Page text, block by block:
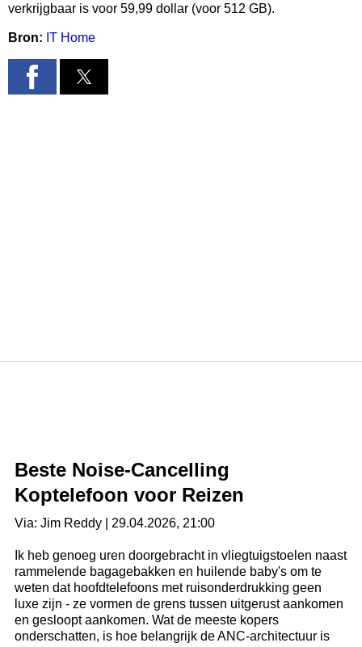
verkrijgbaar is voor 59,99 dollar (voor 512 GB).
Bron: IT Home